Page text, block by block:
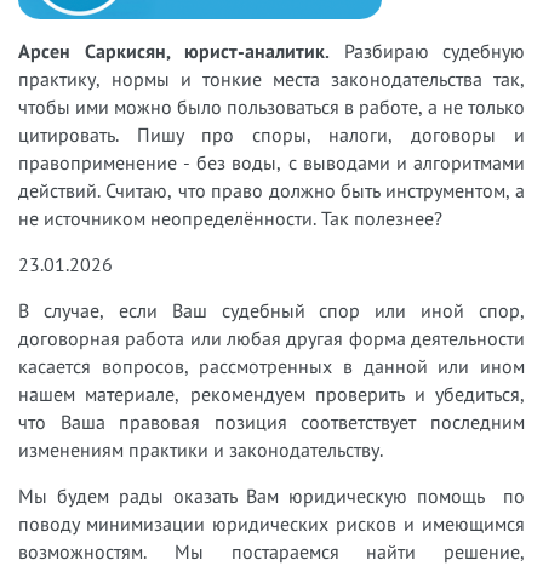
Арсен Саркисян, юрист-аналитик. Разбираю судебную
практику, нормы и тонкие места законодательства так,
чтобы ими можно было пользоваться в работе, а не только
цитировать. Пишу про споры, налоги, договоры и
правоприменение - без воды, с выводами и алгоритмами
действий. Считаю, что право должно быть инструментом, а
не источником неопределённости. Так полезнее?
23.01.2026
В случае, если Ваш судебный спор или иной спор,
договорная работа или любая другая форма деятельности
касается вопросов, рассмотренных в данной или ином
нашем материале, рекомендуем проверить и убедиться,
что Ваша правовая позиция соответствует последним
изменениям практики и законодательству.
Мы будем рады оказать Вам юридическую помощь по
поводу минимизации юридических рисков и имеющимся
возможностям. Мы постараемся найти решение,